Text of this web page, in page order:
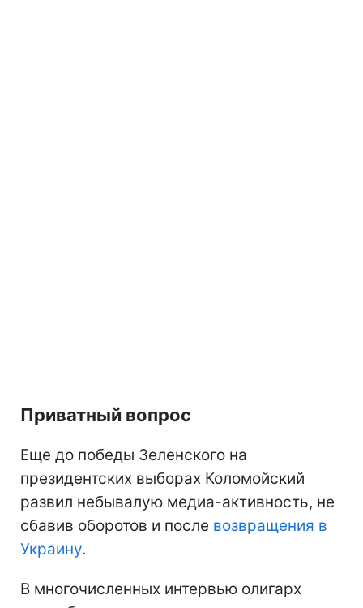
Приватный вопрос
Еще до победы Зеленского на
президентских выборах Коломойский
развил небывалую медиа-активность, не
сбавив оборотов и после возвращения в
Украину.
В многочисленных интервью олигарх